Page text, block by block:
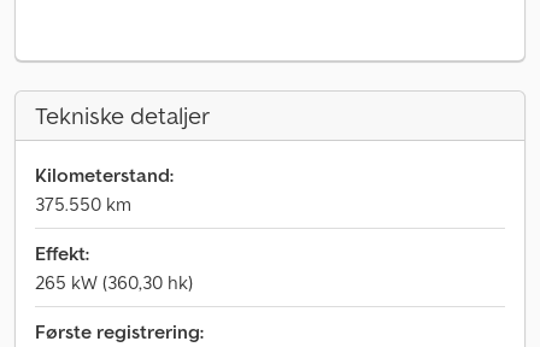
Tekniske detaljer
Kilometerstand:
375.550 km
Effekt:
265 kW (360,30 hk)
Første registrering: